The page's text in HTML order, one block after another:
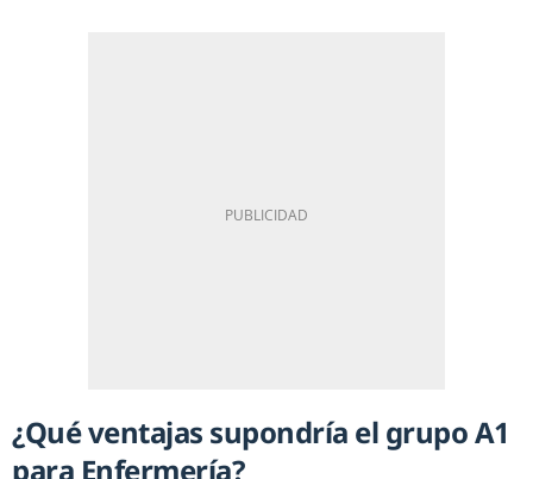
¿Qué ventajas supondría el grupo A1
para Enfermería?